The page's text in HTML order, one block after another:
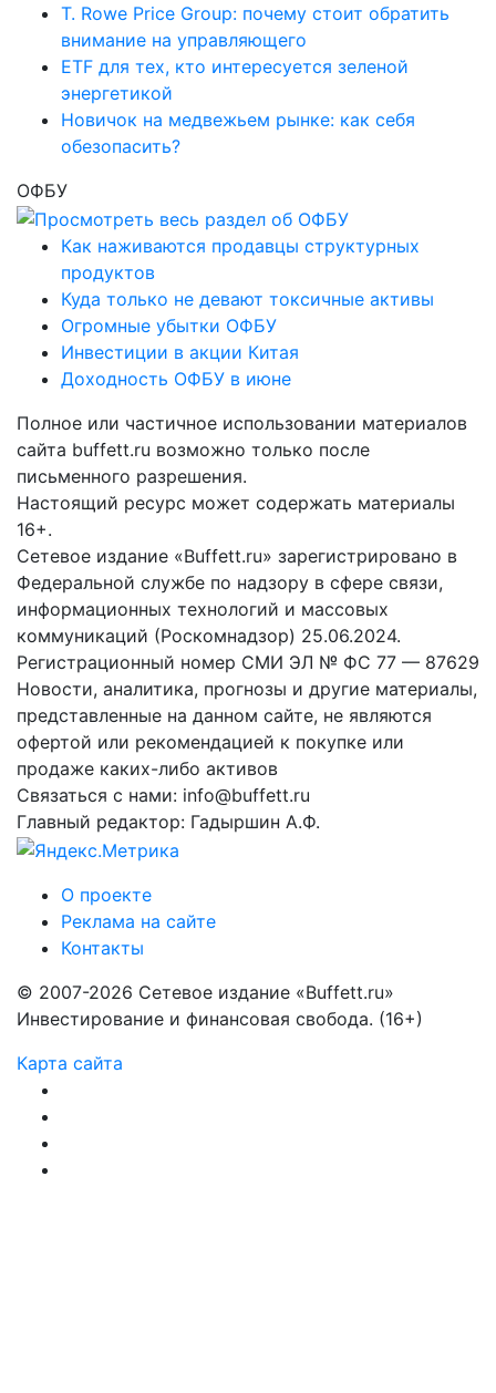
T. Rowe Price Group: почему стоит обратить
внимание на управляющего
ETF для тех, кто интересуется зеленой
энергетикой
Новичок на медвежьем рынке: как себя
обезопасить?
ОФБУ
Как наживаются продавцы структурных
продуктов
Куда только не девают токсичные активы
Огромные убытки ОФБУ
Инвестиции в акции Китая
Доходность ОФБУ в июне
Полное или частичное использовании материалов
сайта buffett.ru возможно только после
письменного разрешения.
Настоящий ресурс может содержать материалы
16+.
Сетевое издание «Buffett.ru» зарегистрировано в
Федеральной службе по надзору в сфере связи,
информационных технологий и массовых
коммуникаций (Роскомнадзор) 25.06.2024.
Регистрационный номер СМИ ЭЛ № ФС 77 — 87629
Новости, аналитика, прогнозы и другие материалы,
представленные на данном сайте, не являются
офертой или рекомендацией к покупке или
продаже каких-либо активов
Связаться с нами: info@buffett.ru
Главный редактор: Гадыршин А.Ф.
О проекте
Реклама на сайте
Контакты
© 2007-2026 Сетевое издание «Buffett.ru»
Инвестирование и финансовая свобода. (16+)
Карта сайта